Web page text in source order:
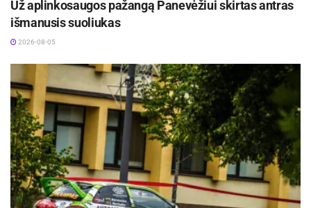
puikiu pasirodymu ir atkaklia kova Žemaitijos
Už aplinkosaugos pažangą Panevėžiui skirtas antras
išmanusis suoliukas
2026-08-05